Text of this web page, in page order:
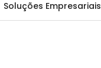
Soluções Empresariais